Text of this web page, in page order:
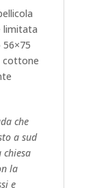
limitata
cottone
che
a sud
la
e